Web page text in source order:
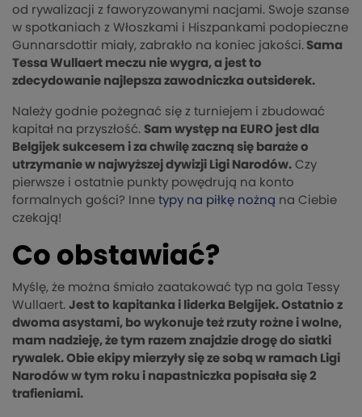
od rywalizacji z faworyzowanymi nacjami. Swoje szanse
w spotkaniach z Włoszkami i Hiszpankami podopieczne
Gunnarsdottir miały, zabrakło na koniec jakości. Sama
Tessa Wullaert meczu nie wygra, a jest to
zdecydowanie najlepsza zawodniczka outsiderek.
Należy godnie pożegnać się z turniejem i zbudować
kapitał na przyszłość. Sam występ na EURO jest dla
Belgijek sukcesem i za chwilę zaczną się baraże o
utrzymanie w najwyższej dywizji Ligi Narodów. Czy
pierwsze i ostatnie punkty powędrują na konto
formalnych gości? Inne typy na piłkę nożną na Ciebie
czekają!
Co obstawiać?
Myślę, że można śmiało zaatakować typ na gola Tessy
Wullaert. Jest to kapitanka i liderka Belgijek. Ostatnio z
dwoma asystami, bo wykonuje też rzuty rożne i wolne,
mam nadzieję, że tym razem znajdzie drogę do siatki
rywalek. Obie ekipy mierzyły się ze sobą w ramach Ligi
Narodów w tym roku i napastniczka popisała się 2
trafieniami.